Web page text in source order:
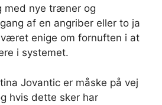
med nye træner og
af en angriber eller to ja
enige om fornuften i at
i systemet.
Jovantic er måske på vej
hvis dette sker har